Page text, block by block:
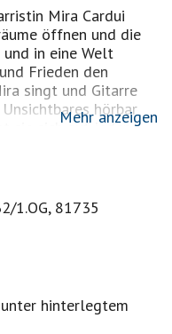
Mira Cardui
öffnen und die
und in eine Welt
Frieden den
singt und Gitarre
hörbar
sie sich auf jeden
Zuhörer von
Mira Cardui ist
Denn wessen
weiß um dessen
Schmerz zu
Welt. Das Salz in
im Großen wie im
Songwriter-
des eigenen Lichts,
Mehr anzeigen
1.OG, 81735
hinterlegtem